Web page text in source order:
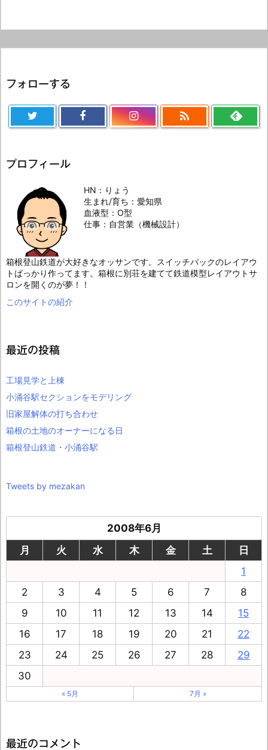
フォローする

プロフィール
HN：りょう
生まれ/育ち：愛知県
血液型：O型
仕事：自営業（機械設計）
箱根登山鉄道が大好きなオッサンです。スイッチバックのレイアウ
トばっかり作ってます。箱根に別荘を建てて鉄道模型レイアウトサ
ロンを開くのが夢！！
このサイトの紹介
最近の投稿
工場見学と上棟
小涌谷駅セクションをモデリング
旧家屋解体の打ち合わせ
箱根の土地のオーナーになる日
箱根登山鉄道・小涌谷駅
Tweets by mezakan
2008年6月
月
火 水 木 金 土
日
1
2
3 4 5 6 7
8
9
10 11 12 13 14
15
16
17 18 19 20 21
22
23
24 25 26 27 28
29
30
« 5月 7月 »
最近のコメント